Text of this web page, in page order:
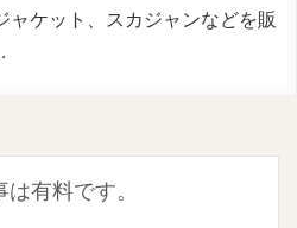
ャケット、スカジャンなどを販
は有料です。